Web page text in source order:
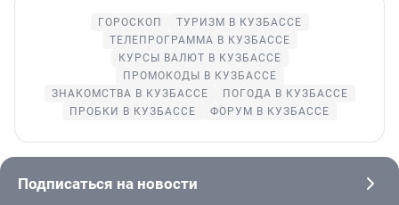
ГОРОСКОП
ТУРИЗМ В КУЗБАССЕ
ТЕЛЕПРОГРАММА В КУЗБАССЕ
КУРСЫ ВАЛЮТ В КУЗБАССЕ
ПРОМОКОДЫ В КУЗБАССЕ
ЗНАКОМСТВА В КУЗБАССЕ
ПОГОДА В КУЗБАССЕ
ПРОБКИ В КУЗБАССЕ
ФОРУМ В КУЗБАССЕ
Подписаться на новости